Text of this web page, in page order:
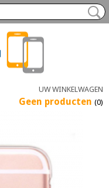
UW WINKELWAGEN
Geen producten (0)